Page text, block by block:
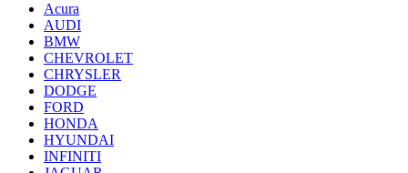
Acura
AUDI
BMW
CHEVROLET
CHRYSLER
DODGE
FORD
HONDA
HYUNDAI
INFINITI